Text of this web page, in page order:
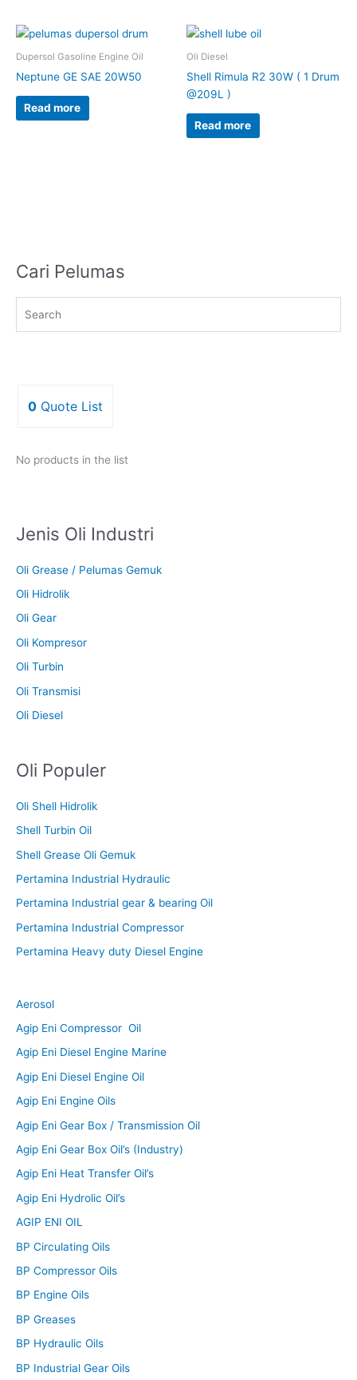
Dupersol Gasoline Engine Oil
Neptune GE SAE 20W50
Read more
Oli Diesel
Shell Rimula R2 30W ( 1 Drum
@209L )
Read more
Cari Pelumas
0 Quote List
No products in the list
Jenis Oli Industri
Oli Grease / Pelumas Gemuk
Oli Hidrolik
Oli Gear
Oli Kompresor
Oli Turbin
Oli Transmisi
Oli Diesel
Oli Populer
Oli Shell Hidrolik
Shell Turbin Oil
Shell Grease Oli Gemuk
Pertamina Industrial Hydraulic
Pertamina Industrial gear & bearing Oil
Pertamina Industrial Compressor
Pertamina Heavy duty Diesel Engine
Aerosol
Agip Eni Compressor Oil
Agip Eni Diesel Engine Marine
Agip Eni Diesel Engine Oil
Agip Eni Engine Oils
Agip Eni Gear Box / Transmission Oil
Agip Eni Gear Box Oil’s (Industry)
Agip Eni Heat Transfer Oil’s
Agip Eni Hydrolic Oil’s
AGIP ENI OIL
BP Circulating Oils
BP Compressor Oils
BP Engine Oils
BP Greases
BP Hydraulic Oils
BP Industrial Gear Oils